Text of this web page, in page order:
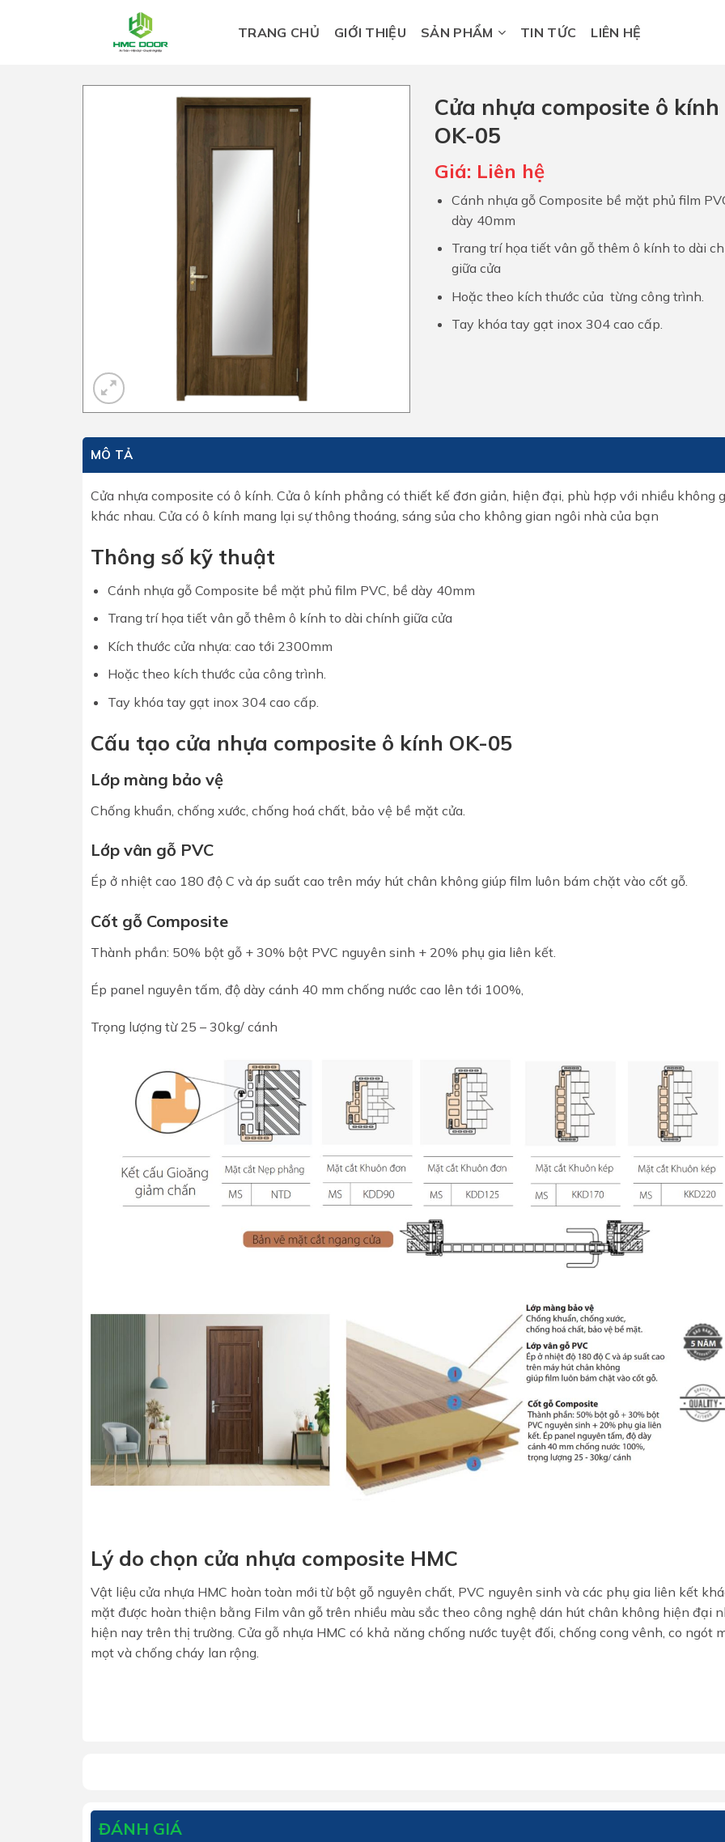
MIỄN PHÍ THIẾT KẾ 3D, ĐO
ĐẠC
ĐĂNG KÝ NGAY
TRANG CHỦ GIỚI THIỆU SẢN PHẨM TIN TỨC LIÊN HỆ
Cửa nhựa composite ô kính
OK-05
Giá: Liên hệ
Cánh nhựa gỗ Composite bề mặt phủ film
dày 40mm
Trang trí họa tiết vân gỗ thêm ô kính to dài
giữa cửa
Hoặc theo kích thước của từng công trình.
Tay khóa tay gạt inox 304 cao cấp.
MÔ TẢ
Cửa nhựa composite có ô kính. Cửa ô kính phẳng có thiết kế đơn giản, hiện đại, phù hợp với nhiều không
khác nhau. Cửa có ô kính mang lại sự thông thoáng, sáng sủa cho không gian ngôi nhà của bạn
Thông số kỹ thuật
Cánh nhựa gỗ Composite bề mặt phủ film PVC, bề dày 40mm
Trang trí họa tiết vân gỗ thêm ô kính to dài chính giữa cửa
Kích thước cửa nhựa: cao tới 2300mm
Hoặc theo kích thước của công trình.
Tay khóa tay gạt inox 304 cao cấp.
Cấu tạo cửa nhựa composite ô kính OK-05
Lớp màng bảo vệ
Chống khuẩn, chống xước, chống hoá chất, bảo vệ bề mặt cửa.
Lớp vân gỗ PVC
Ép ở nhiệt cao 180 độ C và áp suất cao trên máy hút chân không giúp film luôn bám chặt vào cốt gỗ.
Cốt gỗ Composite
Thành phần: 50% bột gỗ + 30% bột PVC nguyên sinh + 20% phụ gia liên kết.
Ép panel nguyên tấm, độ dày cánh 40 mm chống nước cao lên tới 100%,
Trọng lượng từ 25 – 30kg/ cánh
Lý do chọn cửa nhựa composite HMC
Vật liệu cửa nhựa HMC hoàn toàn mới từ bột gỗ nguyên chất, PVC nguyên sinh và các phụ gia liên kết
mặt được hoàn thiện bằng Film vân gỗ trên nhiều màu sắc theo công nghệ dán hút chân không hiện đại
hiện nay trên thị trường. Cửa gỗ nhựa HMC có khả năng chống nước tuyệt đối, chống cong vênh, co ngót
mọt và chống cháy lan rộng.
ĐÁNH GIÁ